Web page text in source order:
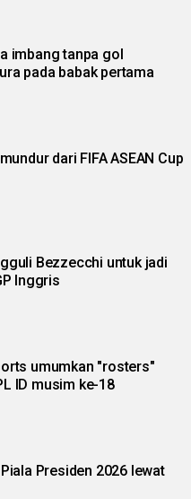
imbang tanpa gol
pada babak pertama
dari FIFA ASEAN Cup
Bezzecchi untuk jadi
Inggris
umumkan "rosters"
ID musim ke-18
Presiden 2026 lewat